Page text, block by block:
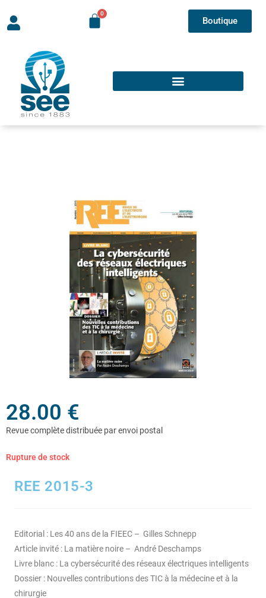
Boutique
28.00 €
Rupture de stock
REE 2015-3
Editorial : Les 40 ans de la FIEEC – Gilles Schnepp
Article invité : La matière noire – André Deschamps
Livre blanc : La cybersécurité des réseaux électriques intelligents
Dossier : Nouvelles contributions des TIC à la médecine et à la
chirurgie